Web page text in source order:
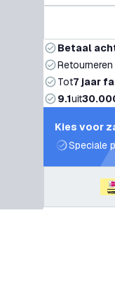
Betaal
Tot7 jaar
9.1uit
Kies voor
Speciale